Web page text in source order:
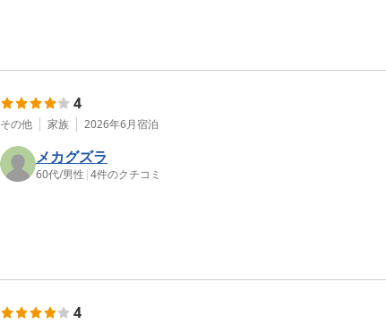
4
その他 家族 2026年6月宿泊
メカグズラ
60代/男性 |4件のクチコミ
4